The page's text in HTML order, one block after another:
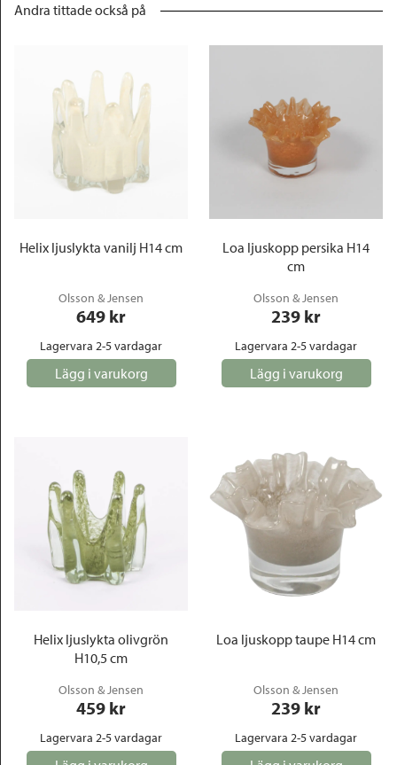
Andra tittade också på
Helix ljuslykta vanilj H14 cm
Olsson & Jensen
649 kr
Lagervara 2-5 vardagar
Lägg i varukorg
Loa ljuskopp persika H14
cm
Olsson & Jensen
239 kr
Lagervara 2-5 vardagar
Lägg i varukorg
Helix ljuslykta olivgrön
H10,5 cm
Olsson & Jensen
459 kr
Lagervara 2-5 vardagar
Loa ljuskopp taupe H14 cm
Olsson & Jensen
239 kr
Lagervara 2-5 vardagar